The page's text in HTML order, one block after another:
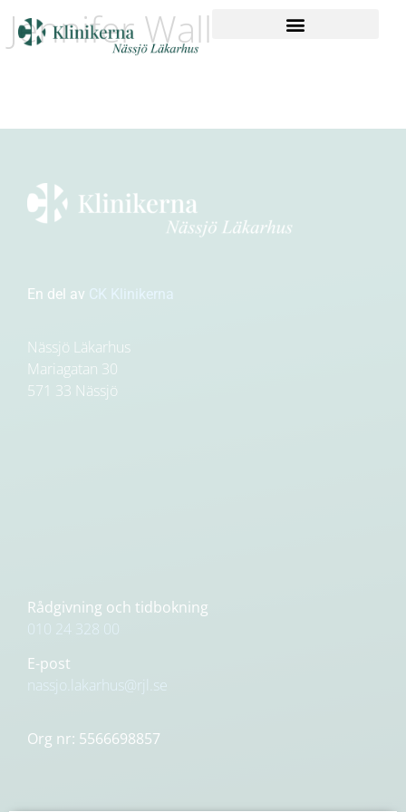
Jennifer Wall
En del av CK Klinikerna
Nässjö Läkarhus
Mariagatan 30
571 33 Nässjö
Rådgivning och tidbokning
010 24 328 00
E-post
nassjo.lakarhus@rjl.se
Org nr: 5566698857